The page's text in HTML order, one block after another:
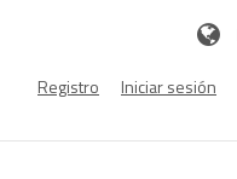
Registro Iniciar sesión